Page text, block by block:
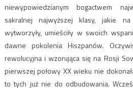
niewypowiedzianym bogactwem
sakralnej najwyższej klasy, jakie na
wytworzyły, umieściły w swoich
dawne pokolenia Hiszpanów.
rewolucyjna i wzorująca się na Rosji
pierwszej połowy XX wieku nie
to tych już nie do odbudowania.